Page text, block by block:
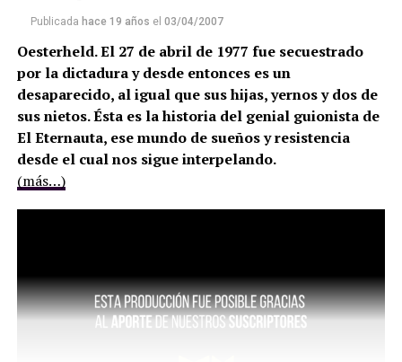
Publicada hace 19 años el 03/04/2007
Oesterheld. El 27 de abril de 1977 fue secuestrado
por la dictadura y desde entonces es un
desaparecido, al igual que sus hijas, yernos y dos de
sus nietos. Ésta es la historia del genial guionista de
El Eternauta, ese mundo de sueños y resistencia
desde el cual nos sigue interpelando.
(más…)